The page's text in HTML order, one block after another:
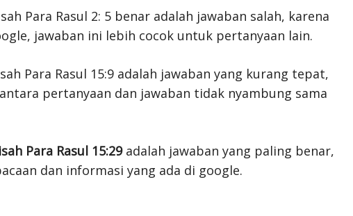
Para Rasul 2: 5 benar adalah jawaban salah, karena
jawaban ini lebih cocok untuk pertanyaan lain.
Para Rasul 15:9 adalah jawaban yang kurang tepat,
pertanyaan dan jawaban tidak nyambung sama
Para Rasul 15:29adalah jawaban yang paling benar,
dan informasi yang ada di google.